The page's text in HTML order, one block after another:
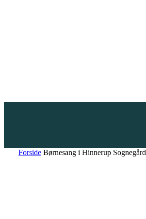
Forside Børnesang i Hinnerup Sognegård